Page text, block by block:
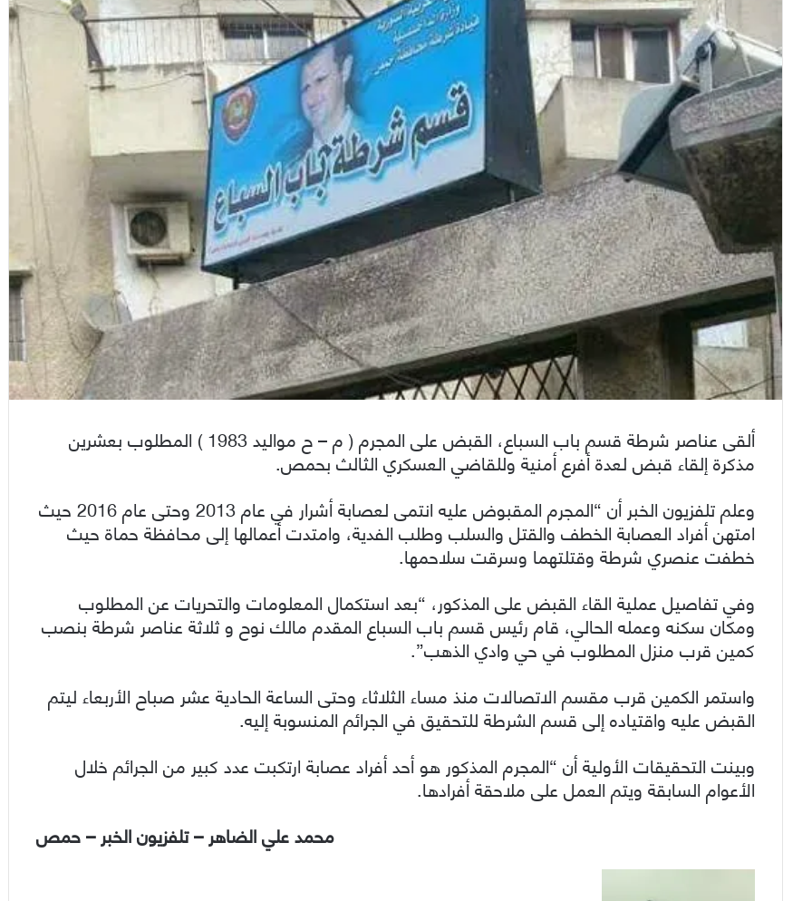
ألقى عناصر شرطة قسم باب السباع، القبض على المجرم ( م – ح مواليد 1983 ) المطلوب بعشرين
مذكرة إلقاء قبض لعدة أفرع أمنية وللقاضي العسكري الثالث بحمص.
وعلم تلفزيون الخبر أن “المجرم المقبوض عليه انتمى لعصابة أشرار في عام 2013 وحتى عام 2016 حيث
امتهن أفراد العصابة الخطف والقتل والسلب وطلب الفدية، وامتدت أعمالها إلى محافظة حماة حيث
خطفت عنصري شرطة وقتلتهما وسرقت سلاحمها.
وفي تفاصيل عملية القاء القبض على المذكور، “بعد استكمال المعلومات والتحريات عن المطلوب
ومكان سكنه وعمله الحالي، قام رئيس قسم باب السباع المقدم مالك نوح و ثلاثة عناصر شرطة بنصب
كمين قرب منزل المطلوب في حي وادي الذهب”.
واستمر الكمين قرب مقسم الاتصالات منذ مساء الثلاثاء وحتى الساعة الحادية عشر صباح الأربعاء ليتم
القبض عليه واقتياده إلى قسم الشرطة للتحقيق في الجرائم المنسوبة إليه.
وبينت التحقيقات الأولية أن “المجرم المذكور هو أحد أفراد عصابة ارتكبت عدد كبير من الجرائم خلال
الأعوام السابقة ويتم العمل على ملاحقة أفرادها.
محمد علي الضاهر – تلفزيون الخبر – حمص